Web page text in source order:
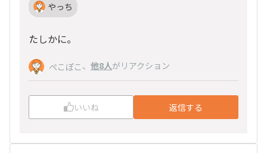
やっち
たしかに。
ぺこぽこ 、 他8人がリアクション
いいね 返信する